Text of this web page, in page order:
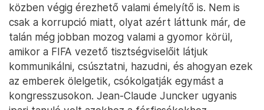
közben végig érezhető valami émelyítő is. Nem is
csak a korrupció miatt, olyat azért láttunk már, de
talán még jobban mozog valami a gyomor körül,
amikor a FIFA vezető tisztségviselőit látjuk
kommunikálni, csúsztatni, hazudni, és ahogyan ezek
az emberek ölelgetik, csókolgatják egymást a
kongresszusokon. Jean-Claude Juncker ugyanis